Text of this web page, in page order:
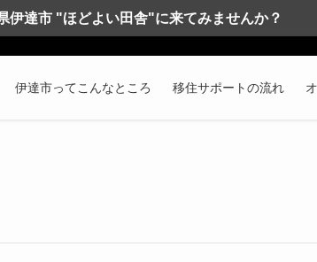
伊達市 "ほどよい田舎"に来てみませんか？
伊達市ってこんなところ 移住サポートの流れ